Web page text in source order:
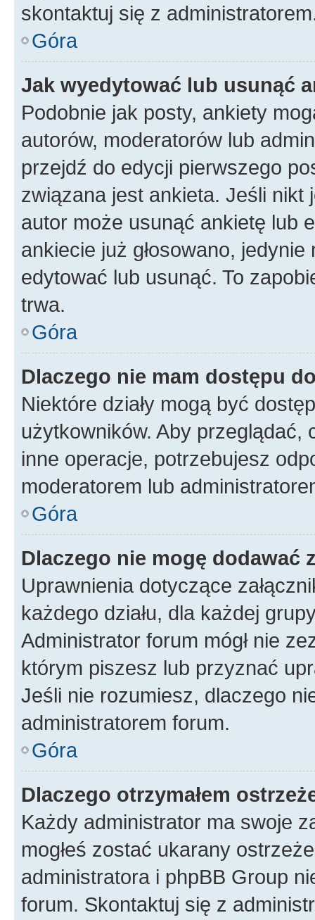
skontaktuj się z
Góra
Jak wyedytować lub usunąć
Podobnie jak posty, ankiety
autorów, moderatorów lub
przejdź do edycji pierwszego
związana jest ankieta. Jeśli nikt
autor może usunąć ankietę lub
ankiecie już głosowano,
edytować lub usunąć. To
trwa.
Góra
Dlaczego nie mam dostępu
Niektóre działy mogą być
użytkowników. Aby
inne operacje, potrzebujesz
moderatorem lub
Góra
Dlaczego nie mogę dodawać
Uprawnienia dotyczące
każdego działu, dla każdej
Administrator forum mógł nie
którym piszesz lub przyznać
Jeśli nie rozumiesz, dlaczego
administratorem forum.
Góra
Dlaczego otrzymałem
Każdy administrator ma swoje
mogłeś zostać ukarany
administratora i phpBB Group
forum. Skontaktuj się z